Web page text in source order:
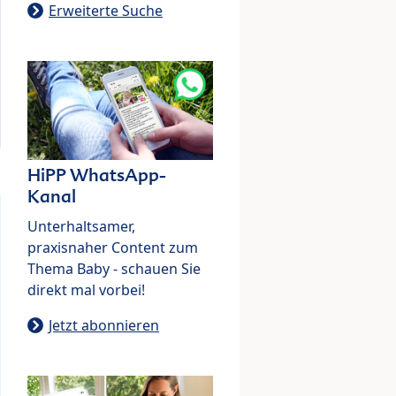
Erweiterte Suche
HiPP WhatsApp-
Kanal
Unterhaltsamer,
praxisnaher Content zum
Thema Baby - schauen Sie
direkt mal vorbei!
Jetzt abonnieren